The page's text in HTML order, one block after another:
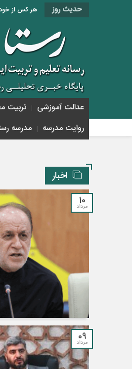
حدیث روز هر کس از خود بدگویی و انتقاد کند٬ خود را اصلاح
عدالت آموزشی تربیت
روایت مدرسه
مدرسه
اخبار
10
مرداد
09
مرداد